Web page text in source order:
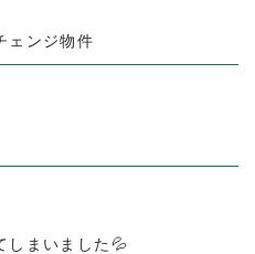
ェンジ物件
しまいました💦